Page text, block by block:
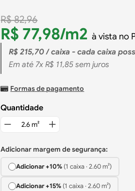
R$ 82,96
R$ 77,98/m2 à vista no
R$ 215,70/ caixa - cada caixa
Em até 7x R$ 11,85sem juros
Formas de pagamento
Quantidade
Adicionar margem de segurança:
Adicionar +10%(1 caixa·2.60m²)
Adicionar +15%(1 caixa·2.60m²)